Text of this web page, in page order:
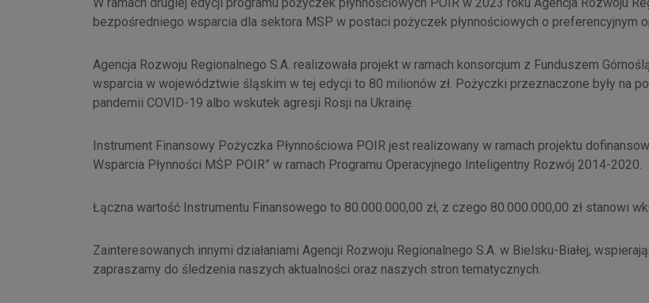
bezpośredniego wsparcia dla sektora MSP w postaci pożyczek płynnościowych o preferencyjnym
Agencja Rozwoju Regionalnego S.A. realizowała projekt w ramach konsorcjum z Funduszem
wsparcia w województwie śląskim w tej edycji to 80 milionów zł. Pożyczki przeznaczone były na
pandemii COVID-19 albo wskutek agresji Rosji na Ukrainę.
Instrument Finansowy Pożyczka Płynnościowa POIR jest realizowany w ramach projektu
Wsparcia Płynności MŚP POIR” w ramach Programu Operacyjnego Inteligentny Rozwój 2014-2020.
Łączna wartość Instrumentu Finansowego to 80.000.000,00 zł, z czego 80.000.000,00 zł stanowi
Zainteresowanych innymi działaniami Agencji Rozwoju Regionalnego S.A. w Bielsku-Białej,
zapraszamy do śledzenia naszych aktualności oraz naszych stron tematycznych.